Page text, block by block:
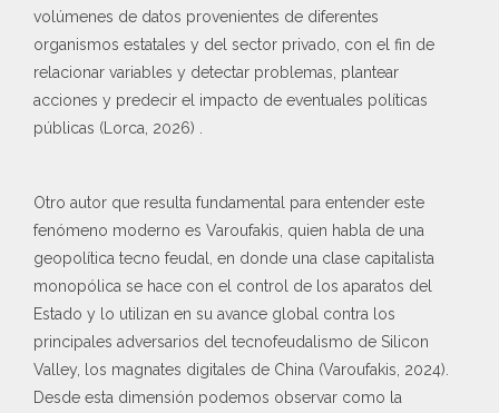
volúmenes de datos provenientes de diferentes
organismos estatales y del sector privado, con el fin de
relacionar variables y detectar problemas, plantear
acciones y predecir el impacto de eventuales políticas
públicas (Lorca, 2026) .
Otro autor que resulta fundamental para entender este
fenómeno moderno es Varoufakis, quien habla de una
geopolítica tecno feudal, en donde una clase capitalista
monopólica se hace con el control de los aparatos del
Estado y lo utilizan en su avance global contra los
principales adversarios del tecnofeudalismo de Silicon
Valley, los magnates digitales de China (Varoufakis, 2024).
Desde esta dimensión podemos observar como la